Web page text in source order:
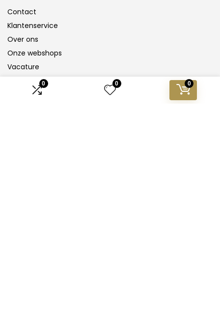
0 0 0
Contact
Klantenservice
Over ons
Onze webshops
Vacature
Privacybeleid